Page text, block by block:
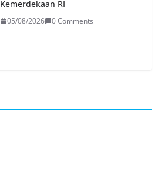
Kemerdekaan RI
05/08/2026 0 Comments